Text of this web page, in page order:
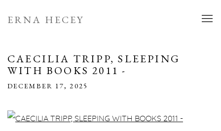
ERNA HECEY
CAECILIA TRIPP, SLEEPING
WITH BOOKS 2011 -
DECEMBER 17, 2025